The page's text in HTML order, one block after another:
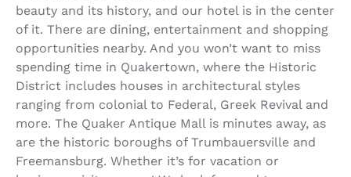
beauty and its history, and our hotel is in the center
of it. There are dining, entertainment and shopping
opportunities nearby. And you won’t want to miss
spending time in Quakertown, where the Historic
District includes houses in architectural styles
ranging from colonial to Federal, Greek Revival and
more. The Quaker Antique Mall is minutes away, as
are the historic boroughs of Trumbauersville and
Freemansburg. Whether it’s for vacation or